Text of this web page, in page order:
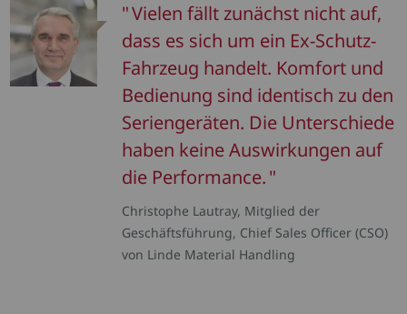
Vielen fällt zunächst nicht auf,
dass es sich um ein Ex-Schutz-
Fahrzeug handelt. Komfort und
Bedienung sind identisch zu den
Seriengeräten. Die Unterschiede
haben keine Auswirkungen auf
die Performance.
Christophe Lautray, Mitglied der
Geschäftsführung, Chief Sales Officer (CSO)
von Linde Material Handling